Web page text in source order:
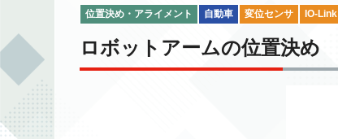
位置決め・アライメント 自動車 変位センサ IO-Link
ロボットアームの位置決め